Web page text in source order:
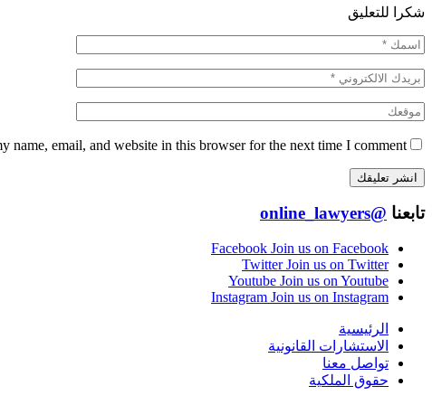
شكرا للتعليق
name, email, and website in this browser for the next time I comment.
تابعنا @online_lawyers
Facebook Join us on Facebook
Twitter Join us on Twitter
Youtube Join us on Youtube
Instagram Join us on Instagram
الرئيسية
الاستشارات القانونية
تواصل معنا
حقوق الملكية